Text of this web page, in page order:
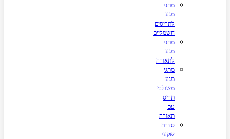
מתגי
מגע
לתריסים
חשמליים
מתגי
מגע
לתאורה
מתגי
מגע
משולבי
תריס
עם
תאורה
סדרת
שקעי